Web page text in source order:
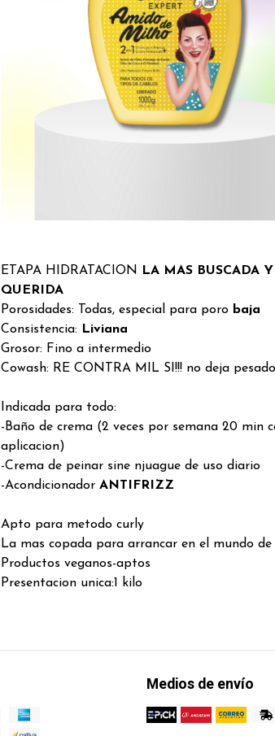
ETAPA HIDRATACION
LA MAS BUSCADA Y
QUERIDA
Porosidades: Todas, especial para poro baja
Consistencia: Liviana
Grosor: Fino a intermedio
Cowash: RE CONTRA MIL SI!!! no deja pesado
Indicada para todo:
-Baño de crema (2 veces por semana 20 min
aplicacion)
-Crema de peinar sine njuague de uso diario
-AcondicionadorANTIFRIZZ
Apto para metodo curly
La mas copada para arrancar en el mundo de
Productos veganos-aptos
Presentacion unica:1 kilo
Medios de envío